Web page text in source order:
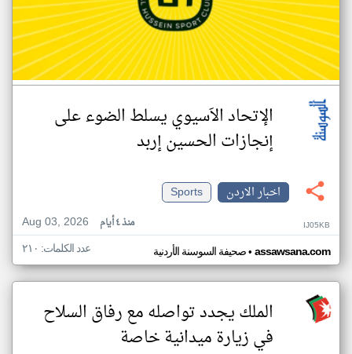
الإتحاد الاَسيوي يسلط الضوء على
إنجازات الحسين إربد
اخبار الاردن
Sports
Aug 03, 2026
منذ ٤ أيام IJ05KB
صحيفة السوسنة الأردنية• assawsana.com عدد الكلمات: ٢١٠
الملك يجدد تواصله مع رفاق السلاح
في زيارة ميدانية خاصة